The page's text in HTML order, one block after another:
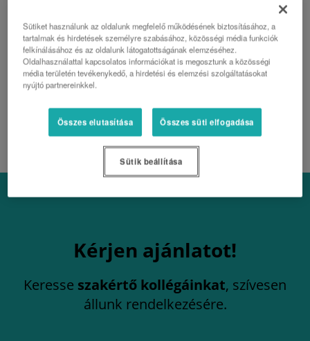
AJÁNLAT KÉRÉS
EU STAGE V
Kérjen ajánlatot!
Keresse szakértő kollégáinkat, szívesen
állunk rendelkezésére.
Sütiket használunk az oldalunk megfelelő működésének biztosításához, a
tartalmak és hirdetések személyre szabásához, közösségi média funkciók
felkínálásához és az oldalunk látogatottságának elemzéséhez.
Oldalhasználattal kapcsolatos információkat is megosztunk a közösségi
média területén tevékenykedő, a hirdetési és elemzési szolgáltatásokat
nyújtó partnereinkkel.
Összes elutasítása Összes süti elfogadása
Sütik beállítása